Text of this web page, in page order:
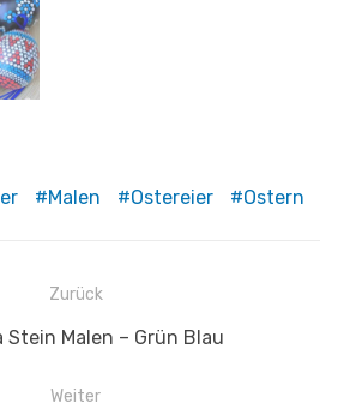
Malen Ostereier Ostern
Zurück
Stein Malen – Grün Blau
Weiter